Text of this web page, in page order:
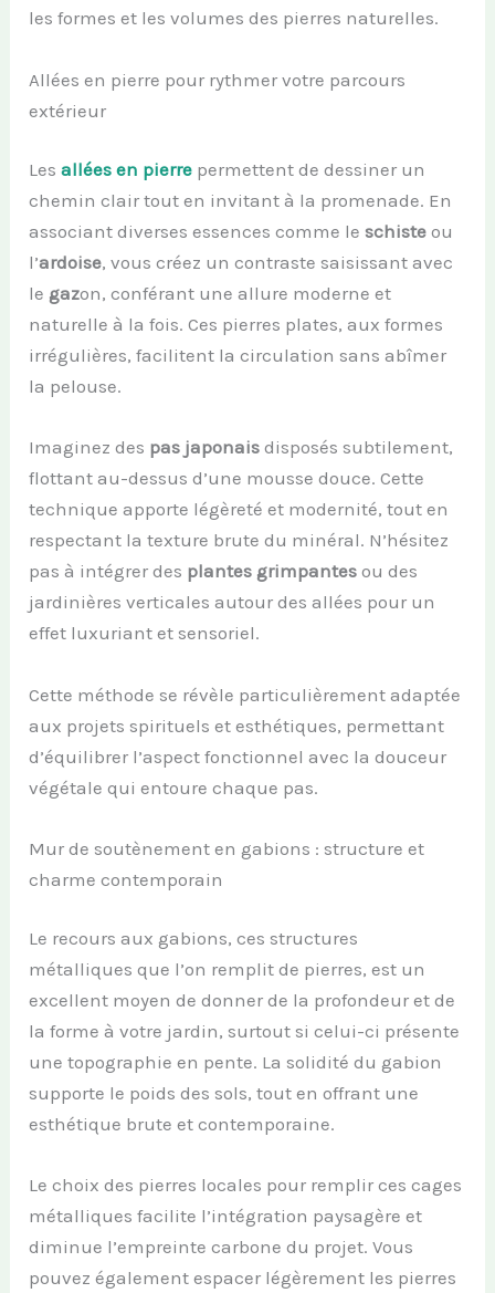
les formes et les volumes des pierres naturelles.
Allées en pierre pour rythmer votre parcours
extérieur
Lesallées en pierre permettent de dessiner un
chemin clair tout en invitant à la promenade. En
associant diverses essences comme leschiste ou
l’ardoise, vous créez un contraste saisissant avec
le gazon, conférant une allure moderne et
naturelle à la fois. Ces pierres plates, aux formes
irrégulières, facilitent la circulation sans abîmer
la pelouse.
Imaginez des pas japonais disposés subtilement,
flottant au-dessus d’une mousse douce. Cette
technique apporte légèreté et modernité, tout en
respectant la texture brute du minéral. N’hésitez
pas à intégrer des plantes grimpantes ou des
jardinières verticales autour des allées pour un
effet luxuriant et sensoriel.
Cette méthode se révèle particulièrement adaptée
aux projets spirituels et esthétiques, permettant
d’équilibrer l’aspect fonctionnel avec la douceur
végétale qui entoure chaque pas.
Mur de soutènement en gabions : structure et
charme contemporain
Le recours aux gabions, ces structures
métalliques que l’on remplit de pierres, est un
excellent moyen de donner de la profondeur et de
la forme à votre jardin, surtout si celui-ci présente
une topographie en pente. La solidité du gabion
supporte le poids des sols, tout en offrant une
esthétique brute et contemporaine.
Le choix des pierres locales pour remplir ces cages
métalliques facilite l’intégration paysagère et
diminue l’empreinte carbone du projet. Vous
pouvez également espacer légèrement les pierres